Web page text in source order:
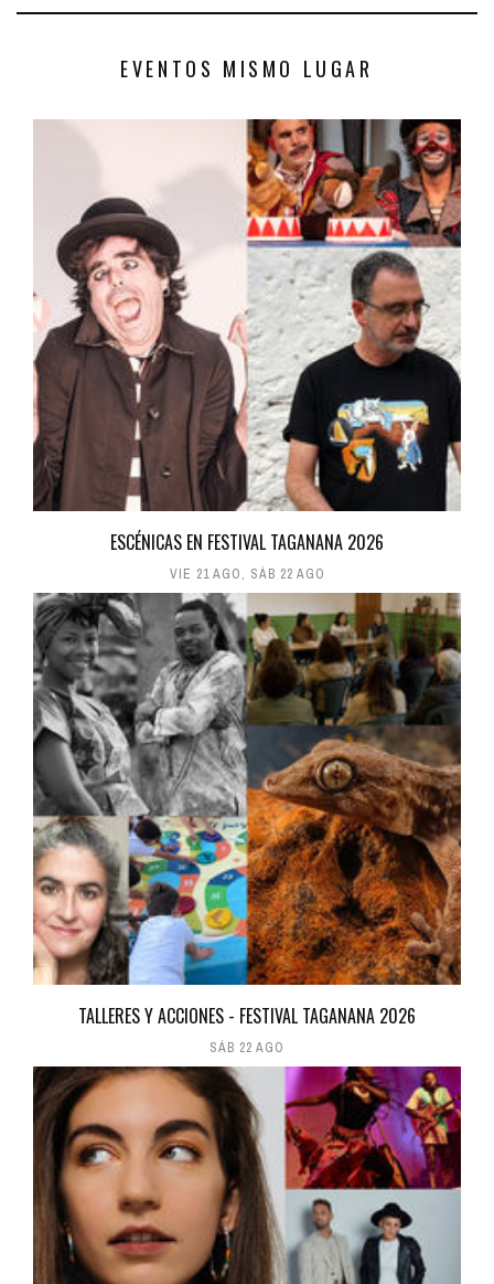
EVENTOS MISMO LUGAR
ESCÉNICAS EN FESTIVAL TAGANANA 2026
VIE 21 AGO, SÁB 22 AGO
TALLERES Y ACCIONES - FESTIVAL TAGANANA 2026
SÁB 22 AGO